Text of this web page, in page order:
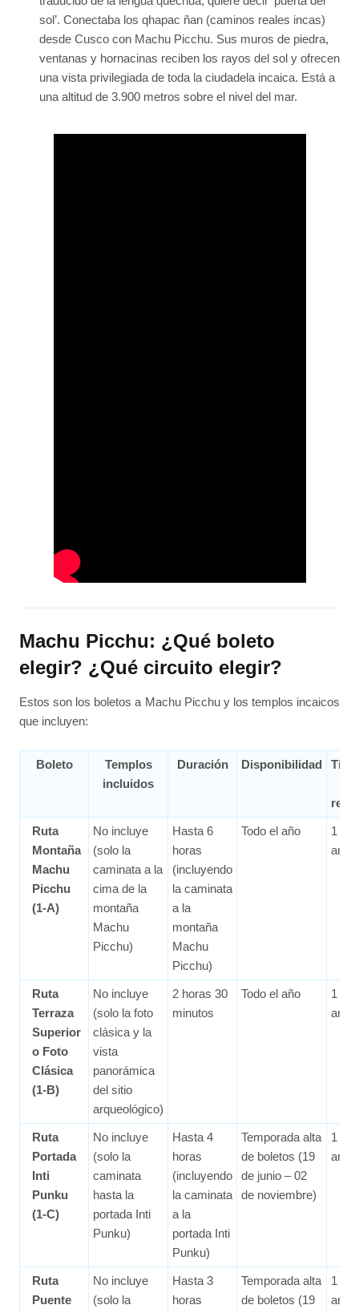
sol’. Conectaba los qhapac ñan (caminos reales incas)
desde Cusco con Machu Picchu. Sus muros de piedra,
ventanas y hornacinas reciben los rayos del sol y ofrecen
una vista privilegiada de toda la ciudadela incaica. Está a
una altitud de 3.900 metros sobre el nivel del mar.
Machu Picchu: ¿Qué boleto
elegir? ¿Qué circuito elegir?
Estos son los boletos a Machu Picchu y los templos incaicos
que incluyen:
Boleto
Templos
incluidos
Duración Disponibilidad
Ruta
Montaña
Machu
Picchu
(1-A)
No incluye
(solo la
caminata a la
cima de la
montaña
Machu
Picchu)
Hasta 6
horas
(incluyendo
la caminata
a la
montaña
Machu
Picchu)
Todo el año
1
Ruta
Terraza
Superior
o Foto
Clásica
(1-B)
No incluye
(solo la foto
clásica y la
vista
panorámica
del sitio
arqueológico)
2 horas 30
minutos
Todo el año
1
Ruta
Portada
Inti
Punku
(1-C)
No incluye
(solo la
caminata
hasta la
portada Inti
Punku)
Hasta 4
horas
(incluyendo
la caminata
a la
portada Inti
Punku)
Temporada alta
de boletos (19
de junio – 02
de noviembre)
1
Ruta
Puente
No incluye
(solo la
Hasta 3
horas
Temporada alta
de boletos (19
1